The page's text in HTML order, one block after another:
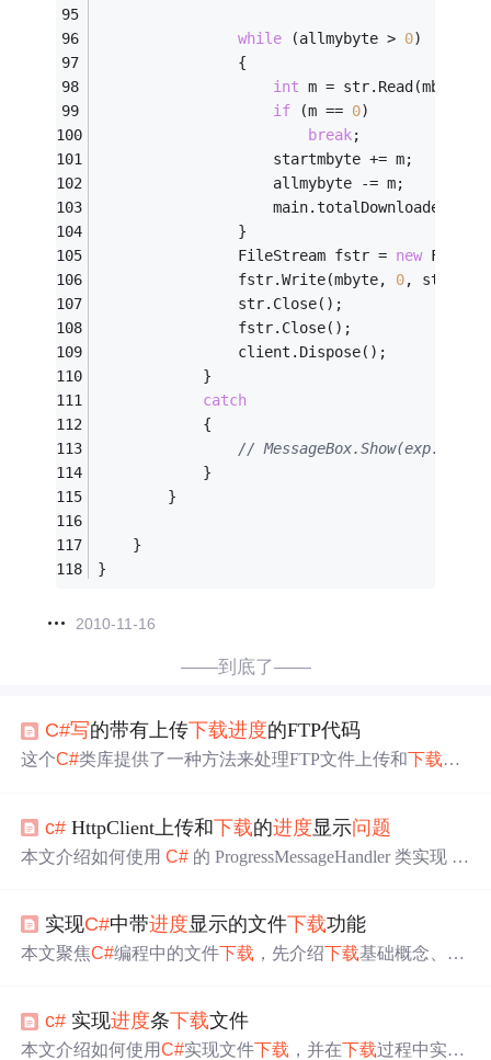
while (allmybyte > 0)
                {
int m =
if (m == 0)
break;
                    startmbyte += m;
                    allmybyte -= m;
main.totalDownloadedByte
                }
                FileStream fstr =
new
                fstr.Write(mbyte,
0,
                str.Close();
                fstr.Close();
                client.Dispose();
            }
catch
            {
//
            }
        }
    }
}
2010-11-16
——到底了——
C#写的带有上传下载进度的FTP代码
这个C#类库提供了一种方法来处理FTP文件上传和 下载，
c# HttpClient上传和下载的进度显示问题
本文介绍如何使用C# 的 ProgressMessageHandler 类实现 H
程中获取实时的进度百分比。
实现C#中带进度显示的文件下载功能
本文聚焦C#编程中的文件下载 ，先介绍下载基础概念、同
优化策略，介绍HttpClient类，最后说明错误处理与断点续
传机制，提升下载功能健壮性与用户体验。
c# 实现进度条下载文件
本文介绍如何使用C#实现文件下载 ，并在下载过程中实时